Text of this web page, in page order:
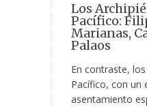
Los
Pacífico:
Marianas,
Palaos
En contraste,
Pacífico, con un
asentamiento